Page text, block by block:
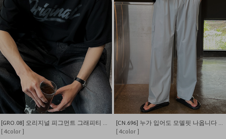
[GRO.08] 오리지널 피그먼트 그래피티 티셔츠
[ 4color ]
[CN.696] 누가 입어도 모델핏 나옵니다 나일론 카고 밴딩 와이드팬츠
[ 4color ]